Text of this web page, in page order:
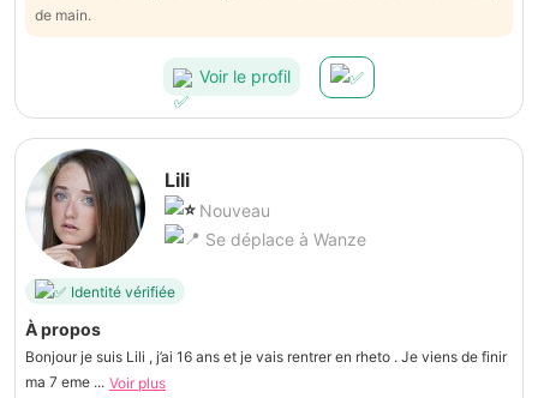
de main.
Voir le profil
Lili
Nouveau
Se déplace à Wanze
Identité vérifiée
À propos
Bonjour je suis Lili , j’ai 16 ans et je vais rentrer en rheto . Je viens de finir
ma 7 eme ... Voir plus